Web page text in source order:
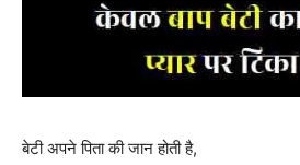
बेटी अपने पिता की जान होती है,